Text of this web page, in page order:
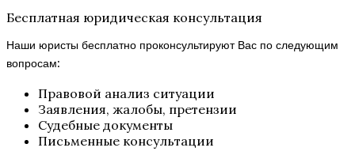
Бесплатная юридическая консультация
Наши юристы бесплатно проконсультируют Вас по следующим
вопросам:
Правовой анализ ситуации
Заявления, жалобы, претензии
Судебные документы
Письменные консультации